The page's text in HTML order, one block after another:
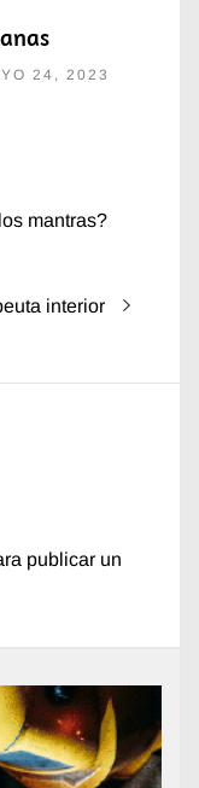
24, 2023
mantras?
interior
publicar un